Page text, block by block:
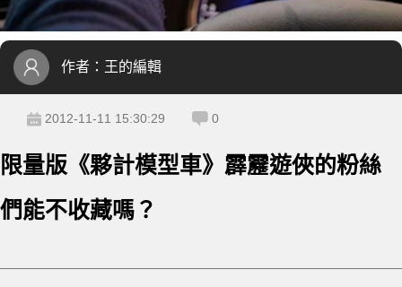
作者： 王的編輯
2012-11-11 15:30:29 0
限量版《夥計模型車》霹靂遊俠的粉絲
們能不收藏嗎？